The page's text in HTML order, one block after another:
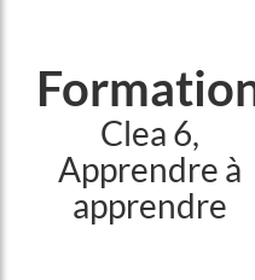
Clea 6,
Apprendre à
apprendre